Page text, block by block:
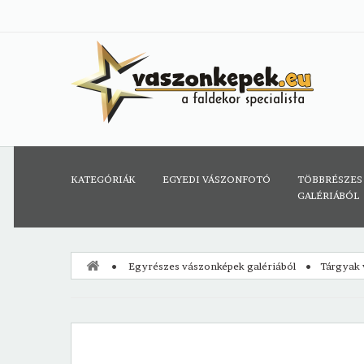
KATEGÓRIÁK EGYEDI VÁSZONFOTÓ
GALÉRIÁBÓL
Egyrészes vászonképek galériából Tárgyak